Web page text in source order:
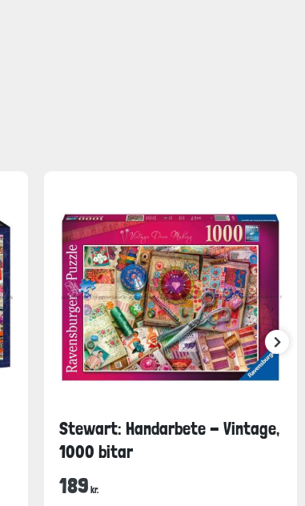
Stewart: Handarbete - Vintage,
1000 bitar
189 kr.